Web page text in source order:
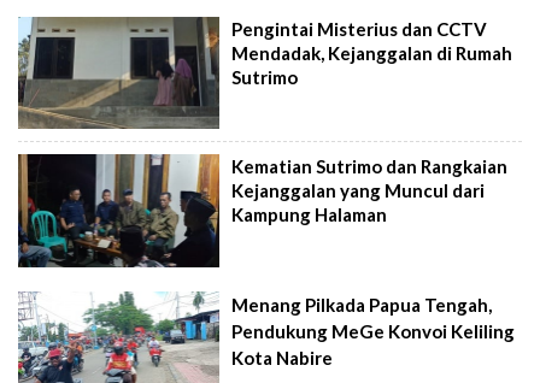
Pengintai Misterius dan CCTV
Mendadak, Kejanggalan di Rumah
Sutrimo
Kematian Sutrimo dan Rangkaian
Kejanggalan yang Muncul dari
Kampung Halaman
Menang Pilkada Papua Tengah,
Pendukung MeGe Konvoi Keliling
Kota Nabire